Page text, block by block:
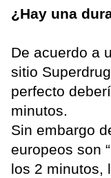
¿Hay una
De acuerdo a
sitio
perfecto
minutos.
Sin embargo
europeos son
los 2 minutos,